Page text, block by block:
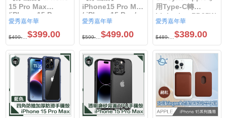
15 Pro Max
/iPhone 15 Pro
/iPhone 15 Plus
/iPhone 15 清透兩
用指環支架TPU耐
摔手機保護殼
愛秀嘉年華
$499.00$399.00
iPhone15 Pro Max
/ iPhone15 Pro /
iPhone15 plus /
iPhone15高防護防
摔耐撞推拉防塵蓋
手機殼 黑色
愛秀嘉年華
$599.00 $499.00
用Type-C轉
Lightning PD35W
快充傳輸轉接頭 側
彎 /立體彎 / 中彎 (2
入)
愛秀嘉年華
$489.00 $389.00